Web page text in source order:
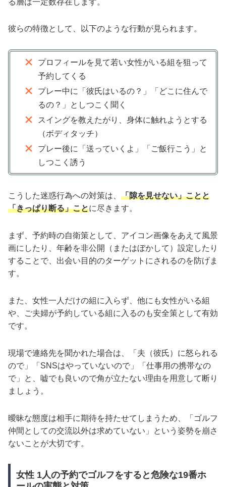
彼らの特徴として、以下のような行動が見られます。
プロフィールを見て若い女性がいる組を狙って
予約してくる
プレー中に「彼氏はいるの？」「どこに住んで
るの？」としつこく聞く
スイングを教えたがり、身体に触れようとする
（ボディタッチ）
プレー後に「送っていくよ」「ご飯行こう」と
しつこく誘う
こうした迷惑行為への対策は、 「隙を見せない」ことと
「きっぱり断る」ことに尽きます。
まず、予約時の自衛策として、アイコン画像をあえて風景
画にしたり、年齢を非公開（またはぼかして）設定したり
することで、出会い目的のターゲットにされるのを防げま
す。
また、女性一人だけの組に入らず、他にも女性がいる組
や、ご夫婦が予約している組に入るのも安全策として有効
です。
現場で連絡先を聞かれた場合は、「夫（彼氏）に怒られる
ので」「SNSはやっていないので」「仕事用の携帯なの
で」と、嘘でも良いので角が立たない理由を用意して断り
ましょう。
曖昧な態度は相手に期待を持たせてしまうため、「ゴルフ
仲間としての交流以外は求めていない」という姿勢を崩さ
ないことが大切です。
女性 1人の予約でゴルフをすると危険な19番ホ